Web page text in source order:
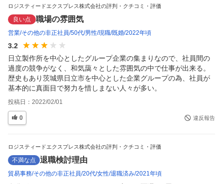
ロジスティードエクスプレス株式会社の評判・クチコミ・評価
良い点 職場の雰囲気
営業 その他の非正社員 50代 男性 現職 既婚 2022年頃
3.2
日立製作所を中心としたグループ企業の集まりなので、社員間の
過度の競争がなく、和気藹々とした雰囲気の中で仕事が出来る。
歴史もあり茨城県日立市を中心とした企業グループの為、社員が
基本的に真面目で努力を惜しまない人々が多い。
投稿日： 2022/02/01
0 違反報告
ロジスティードエクスプレス株式会社の評判・クチコミ・評価
不満な点 退職検討理由
貿易事務 その他の非正社員 20代 女性 退職済み 2021年頃